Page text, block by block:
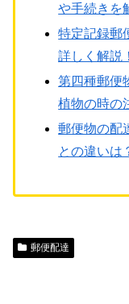
や手続きを
特定記録郵
詳しく解説！
第四種郵便
植物の時の
郵便物の配
との違いは
郵便配達